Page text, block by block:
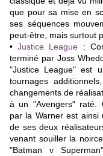
que pour sa mise en
ses séquences
peut-être, mais surtout
•Justice League :
terminé par Joss
"Justice League" est
tournages
changements de
à un "Avengers" raté.
par la Warner est ainsi
de ses deux
venant souiller la
"Batman v